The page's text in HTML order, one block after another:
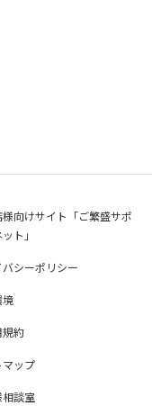
向けサイト「ご繁盛サポ
ト」
バシーポリシー
境
規約
ップ
談室